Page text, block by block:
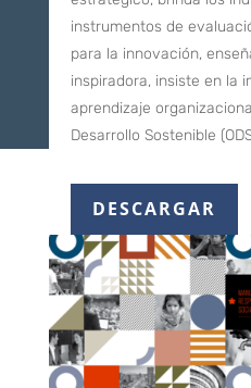
instrumentos de
para la innovación,
inspiradora, insiste en la
aprendizaje
Desarrollo Sostenible
DESCARGAR